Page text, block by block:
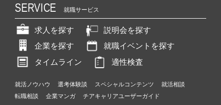
SERVICE 就職サービス
求人を探す
説明会を探す
企業を探す
就職イベントを探す
タイムライン
適性検査
就活ノウハウ 選考体験談 スペシャルコンテンツ
就活相談
転職相談
企業マンガ チアキャリアユーザーガイド